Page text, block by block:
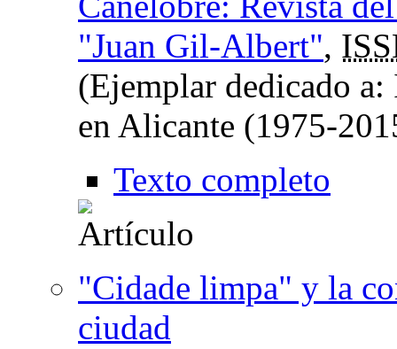
"Juan Gil-Albert",
(Ejemplar dedicado
en Alicante (1975-
Texto completo
"Cidade limpa" y la
ciudad